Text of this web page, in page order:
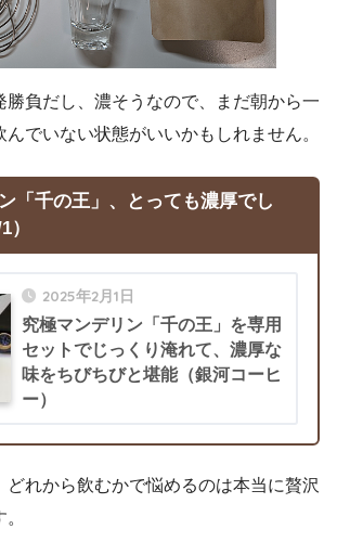
勝負だし、濃そうなので、まだ朝から一
でいない状態がいいかもしれません。
「千の王」 、とっても濃厚でし
）
2025年2月1日
究極マンデリン「千の王」を専用
セットでじっくり淹れて、濃厚な
味をちびちびと堪能（銀河コーヒ
ー）
どれから飲むかで悩めるのは本当に贅沢